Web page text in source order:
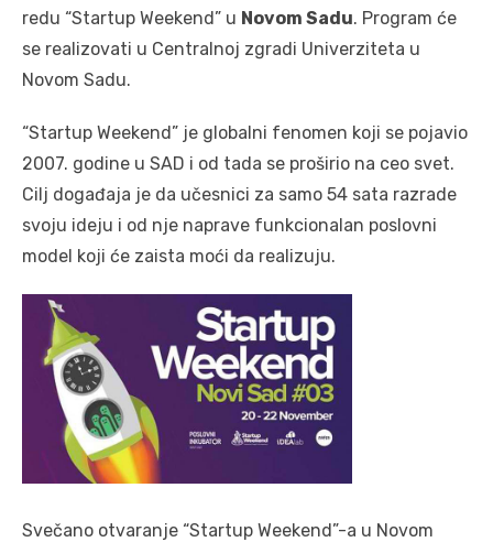
redu “Startup Weekend” u Novom Sadu. Program će
se realizovati u Centralnoj zgradi Univerziteta u
Novom Sadu.
“Startup Weekend” je globalni fenomen koji se pojavio
2007. godine u SAD i od tada se proširio na ceo svet.
Cilj događaja je da učesnici za samo 54 sata razrade
svoju ideju i od nje naprave funkcionalan poslovni
model koji će zaista moći da realizuju.
Svečano otvaranje “Startup Weekend”-a u Novom